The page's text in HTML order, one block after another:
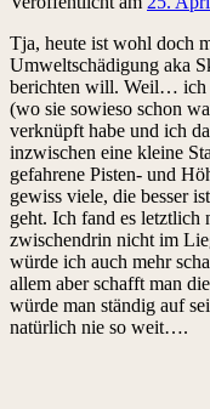
Tja, heute ist wohl doch
Umweltschädigung aka
berichten will. Weil… ich
(wo sie sowieso schon
verknüpft habe und ich
inzwischen eine kleine
gefahrene Pisten- und
gewiss viele, die besser
geht. Ich fand es
zwischendrin nicht im
würde ich auch mehr
allem aber schafft man
würde man ständig auf
natürlich nie so weit….